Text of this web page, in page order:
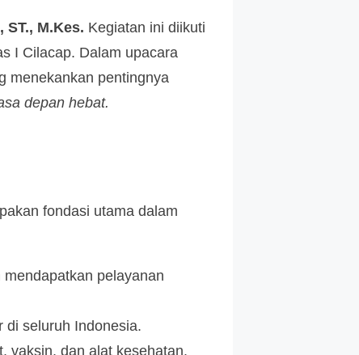
ST., M.Kes. Kegiatan ini diikuti
I Cilacap. Dalam upacara
menekankan pentingnya
depan hebat.
fondasi utama dalam
pelayanan
di seluruh Indonesia.
vaksin, dan alat kesehatan.